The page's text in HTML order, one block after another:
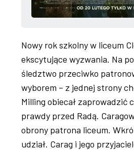
Nowy rok szkolny w liceum
ekscytujące wyzwania. Na
śledztwo przeciwko
wyborem – z jednej strony
Milling obiecał zaprowadzić
prawdy przed Radą.
obrony patrona liceum.
udział. Carag i jego